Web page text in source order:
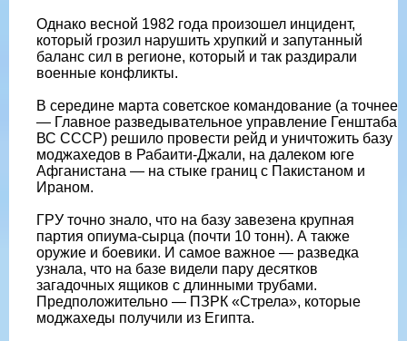
Однако весной 1982 года произошел инцидент,
который грозил нарушить хрупкий и запутанный
баланс сил в регионе, который и так раздирали
военные конфликты.
В середине марта советское командование (а точнее
— Главное разведывательное управление Генштаба
ВС СССР) решило провести рейд и уничтожить базу
моджахедов в Рабаити-Джали, на далеком юге
Афганистана — на стыке границ с Пакистаном и
Ираном.
ГРУ точно знало, что на базу завезена крупная
партия опиума-сырца (почти 10 тонн). А также
оружие и боевики. И самое важное — разведка
узнала, что на базе видели пару десятков
загадочных ящиков с длинными трубами.
Предположительно — ПЗРК «Стрела», которые
моджахеды получили из Египта.